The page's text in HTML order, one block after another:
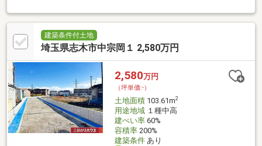
く、プランの幅が広がる整形地・契約から建築への移行が比較的
スムーズな建築条件付宅地販売・都市ガス対応エリア▼周辺環
境・ダイケーストアー 徒歩5分(約350m)・志木市立宗岡第四小学
校 徒歩9分(約660m)・志木市立宗岡中学校 徒歩9分(約710m)■ ご
細・ご相談はお気軽にお問い合わせください。
建築条件付土地
埼玉県志木市中宗岡１ 2,580万円
2,580万円
（坪単価:-）
土地面積103.61m2
用途地域１種中高
建ぺい率60%
容積率200%
建築条件あり